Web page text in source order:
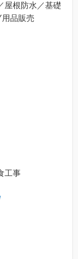
屋根防水／基礎
品販売
工事